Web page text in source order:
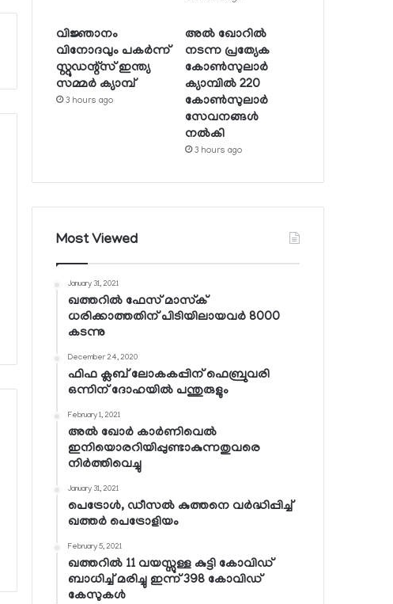
വിജ്ഞാനം
വിനോദവും പകര്‍ന്ന്
സ്റ്റുഡന്റ്‌സ് ഇന്ത്യ
സമ്മര്‍ ക്യാമ്പ്
3 hours ago
അല്‍ ഖോറില്‍
നടന്ന പ്രത്യേക
കോണ്‍സുലാര്‍
ക്യാമ്പില്‍ 220
കോണ്‍സുലാര്‍
സേവനങ്ങള്‍
നല്‍കി
3 hours ago
Most Viewed
January 31, 2021
ഖത്തറില്‍ ഫേസ് മാസ്‌ക്
ധരിക്കാത്തതിന് പിടിയിലായവര്‍ 8000
കടന്നു
December 24, 2020
ഫിഫ ക്ലബ് ലോകകപ്പിന് ഫെബ്രുവരി
ഒന്നിന് ദോഹയില്‍ പന്തുരുളും
February 1, 2021
അല്‍ ഖോര്‍ കാര്‍ണിവെല്‍
ഇനിയൊരറിയിപ്പുണ്ടാകുന്നതുവരെ
നിര്‍ത്തിവെച്ചു
January 31, 2021
പെട്രോള്‍, ഡീസല്‍ കുത്തനെ വര്‍ദ്ധിപ്പിച്ച്
ഖത്തര്‍ പെട്രോളിയം
February 5, 2021
ഖത്തറില്‍ 11 വയസ്സുള്ള കുട്ടി കോവിഡ്
ബാധിച്ച് മരിച്ചു ഇന്ന് 398 കോവിഡ്
കേസുകള്‍